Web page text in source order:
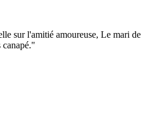
sur l'amitié amoureuse, Le mari de
canapé."